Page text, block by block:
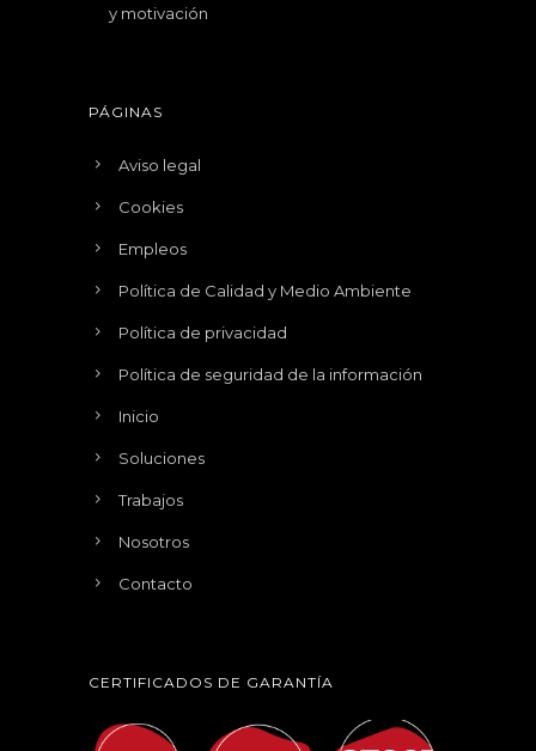
y motivación
PÁGINAS
Aviso legal
Cookies
Empleos
Política de Calidad y Medio Ambiente
Política de privacidad
Política de seguridad de la información
Inicio
Soluciones
Trabajos
Nosotros
Contacto
CERTIFICADOS DE GARANTÍA